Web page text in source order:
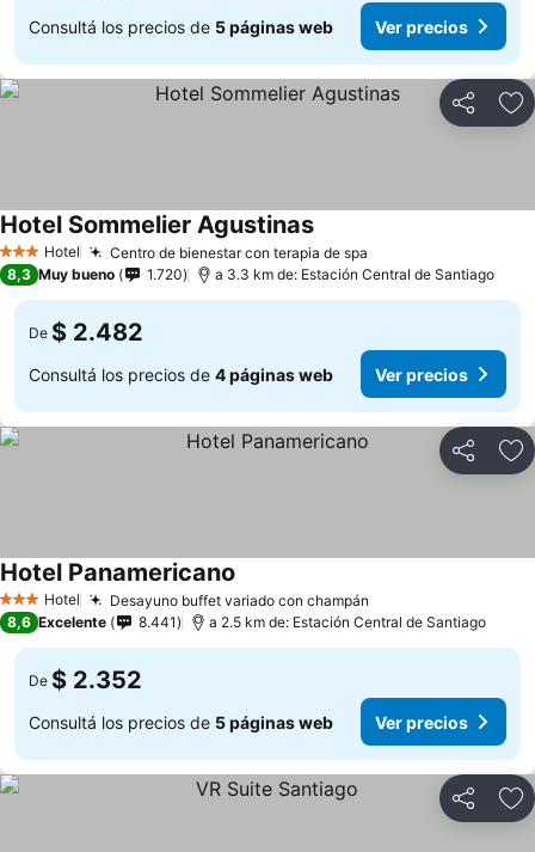
Consultá los precios de 5 páginas web Ver precios
Compartir
3 Estrellas
Hotel Centro de bienestar con terapia de spa
Hotel Sommelier Agustinas
8,3 Muy bueno 1.720 a 3.3 km de: Estación Central de Santiago
De $ 2.482
Consultá los precios de 4 páginas web Ver precios
Compartir
3 Estrellas
Hotel Desayuno buffet variado con champán
Hotel Panamericano
8,6 Excelente 8.441 a 2.5 km de: Estación Central de Santiago
De $ 2.352
Consultá los precios de 5 páginas web Ver precios
Compartir